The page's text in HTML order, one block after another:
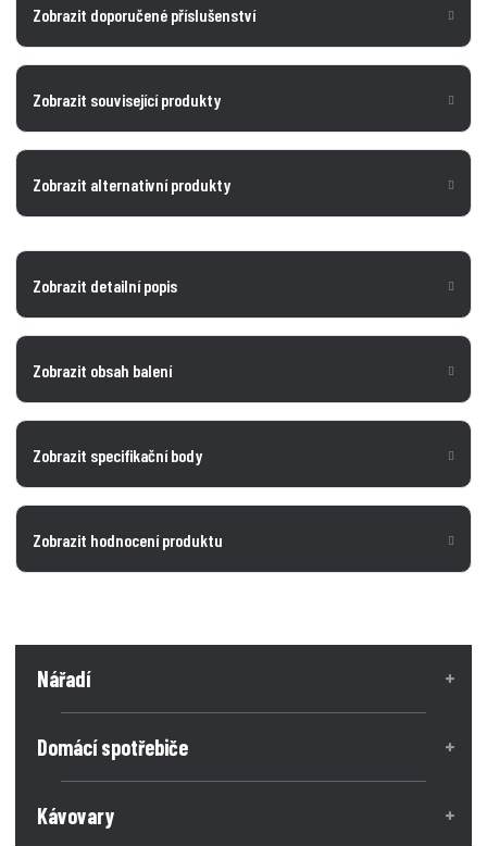
Zobrazit doporučené příslušenství
Zobrazit související produkty
Zobrazit alternativní produkty
Zobrazit detailní popis
Zobrazit obsah balení
Zobrazit specifikační body
Zobrazit hodnocení produktu
Nářadí
Domácí spotřebiče
Kávovary